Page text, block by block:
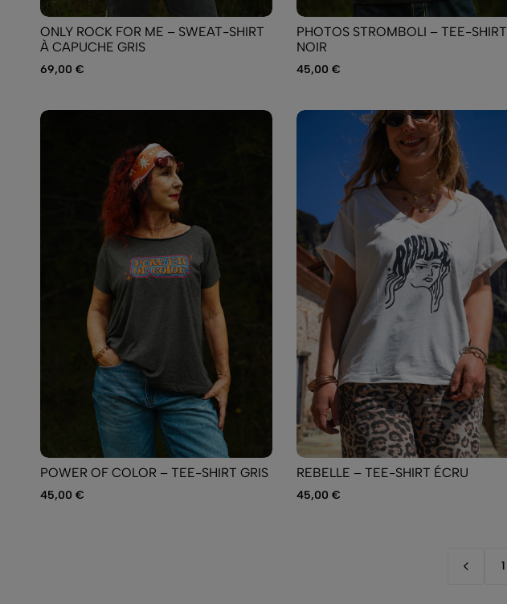
ONLY ROCK FOR ME – SWEAT-SHIRT
À CAPUCHE GRIS
69,00 €
PHOTOS STROMBOLI – TEE-SHIRT
NOIR
45,00 €
POWER OF COLOR – TEE-SHIRT GRIS
45,00 €
REBELLE – TEE-SHIRT ÉCRU
45,00 €
1